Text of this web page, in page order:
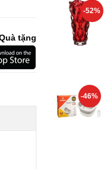
tặng
-52%
-46%